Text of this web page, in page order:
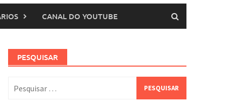
CANAL DO YOUTUBE
PESQUISAR
por: